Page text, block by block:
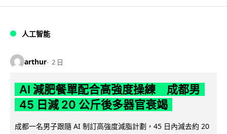
人工智能
arthur 2 日
AI 減肥餐單配合高強度操練 成都男
45 日減 20 公斤後多器官衰竭
成都一名男子跟隨 AI 制訂高強度減脂計劃，45 日內減去約 20